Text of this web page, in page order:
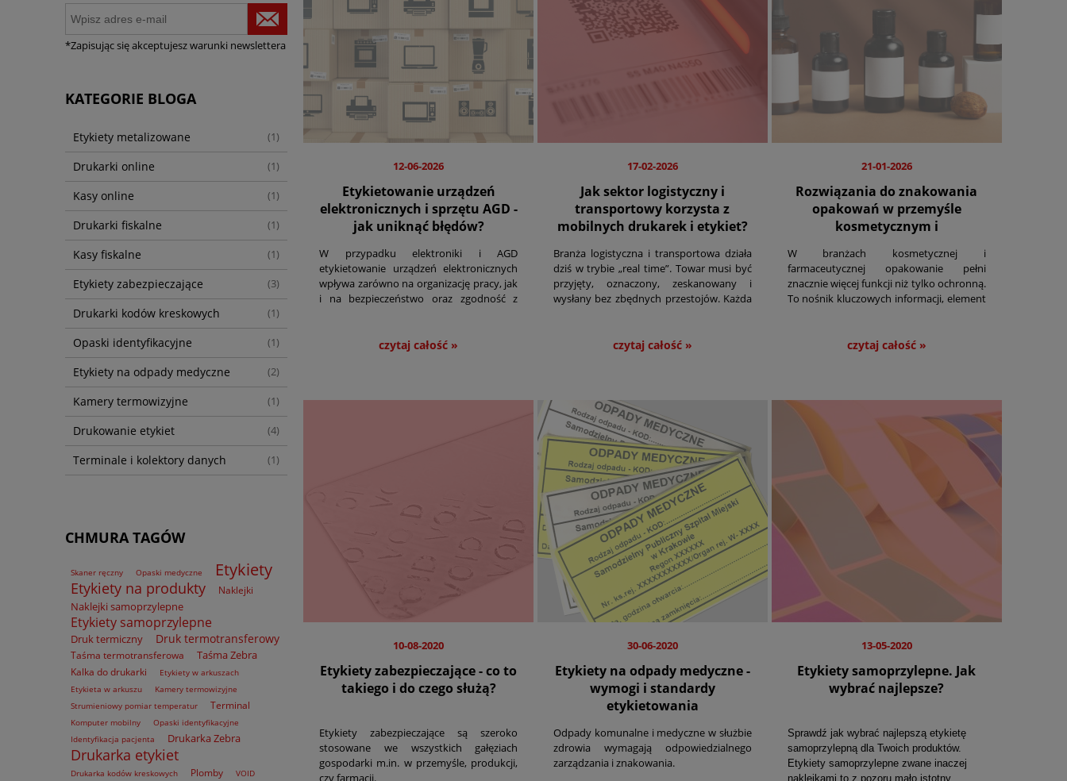
*Zapisując się akceptujesz warunki newslettera
KATEGORIE BLOGA
Etykiety metalizowane (1)
Drukarki online (1)
Kasy online (1)
Drukarki fiskalne (1)
Kasy fiskalne (1)
Etykiety zabezpieczające (3)
Drukarki kodów kreskowych (1)
Opaski identyfikacyjne (1)
Etykiety na odpady medyczne (2)
Kamery termowizyjne (1)
Drukowanie etykiet (4)
Terminale i kolektory danych (1)
CHMURA TAGÓW
Skaner ręczny Opaski medyczne Etykiety
Etykiety na produkty Naklejki
Naklejki samoprzylepne
Etykiety samoprzylepne
Druk termiczny Druk termotransferowy
Taśma termotransferowa Taśma Zebra
Kalka do drukarki
Etykiety w arkuszach
Etykieta w arkuszu
Kamery termowizyjne
Strumieniowy pomiar temperatur
Terminal
Komputer mobilny
Opaski identyfikacyjne
Identyfikacja pacjenta
Drukarka Zebra
Drukarka etykiet
Drukarka kodów kreskowych Plomby VOID
Etykietowanie urządzeń
elektronicznych i sprzętu AGD -
jak uniknąć błędów?
12-06-2026
W przypadku elektroniki i AGD
etykietowanie urządzeń elektronicznych
wpływa zarówno na organizację pracy, jak
i na bezpieczeństwo oraz zgodność z
parametrach technicznych, numerach
czytaj całość »
Jak sektor logistyczny i
transportowy korzysta z
mobilnych drukarek i etykiet?
17-02-2026
Branża logistyczna i transportowa działa
dziś w trybie „real time”. Towar musi być
przyjęty, oznaczony, zeskanowany i
wysłany bez zbędnych przestojów. Każda
czytaj całość »
Rozwiązania do znakowania
opakowań w przemyśle
kosmetycznym i
21-01-2026
W branżach kosmetycznej i
farmaceutycznej opakowanie pełni
znacznie więcej funkcji niż tylko ochronną.
To nośnik kluczowych informacji, element
czytaj całość »
Etykiety zabezpieczające - co to
takiego i do czego służą?
10-08-2020
Etykiety zabezpieczające są szeroko
stosowane we wszystkich gałęziach
gospodarki m.in. w przemyśle, produkcji,
czy farmacji.
Etykiety na odpady medyczne -
wymogi i standardy
etykietowania
30-06-2020
Odpady komunalne i medyczne w służbie
zdrowia wymagają odpowiedzialnego
zarządzania i znakowania.
Etykiety samoprzylepne. Jak
wybrać najlepsze?
13-05-2020
Sprawdź jak wybrać najlepszą etykietę
samoprzylepną dla Twoich produktów.
Etykiety samoprzylepne zwane inaczej
naklejkami to z pozoru mało istotny